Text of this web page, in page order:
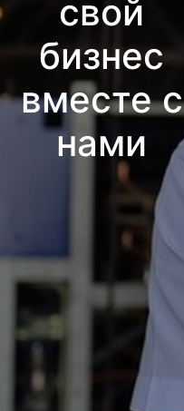
свой
бизнес
вместе с
нами